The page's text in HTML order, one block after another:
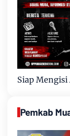
Siap Mengisi
Pemkab